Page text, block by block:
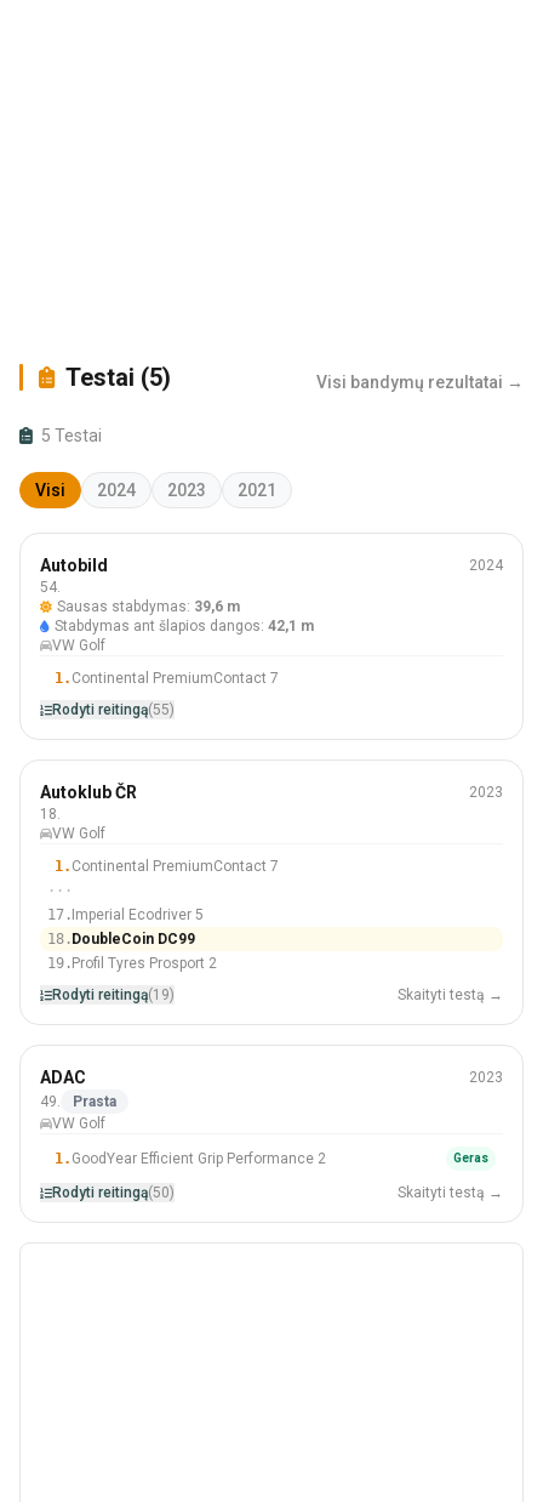
Testai (5) Visi bandymų rezultatai →
5 Testai
Visi 2024 2023 2021
205/55 R16
#54 Iš 55 Padangos
Autobild
2024
54.
Sausas stabdymas: 39,6 m
Stabdymas ant šlapios dangos: 42,1 m
VW Golf
1. Continental PremiumContact 7
Rodyti reitingą(55)
Vasara
205/55 R16
Autoklub ČR
2023
18.
VW Golf
1. Continental PremiumContact 7
···
17.Imperial Ecodriver 5
18.DoubleCoin DC99
19.Profil Tyres Prosport 2
Rodyti reitingą(19) Skaityti testą →
205/55 R16
#49 Iš 50 Padangos
ADAC
2023
49.
Prasta
VW Golf
1. GoodYear Efficient Grip Performance 2 Geras
Rodyti reitingą(50) Skaityti testą →